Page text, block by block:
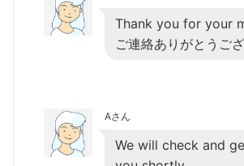
Thank you for your
ご連絡ありがとうござ
Aさん
We will check and